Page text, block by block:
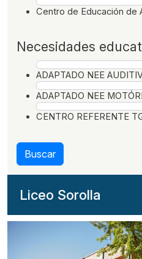
Liceo Sorolla
Centro de Educación de
Necesidades
ADAPTADO NEE
ADAPTADO NEE
CENTRO REFERENTE
Buscar